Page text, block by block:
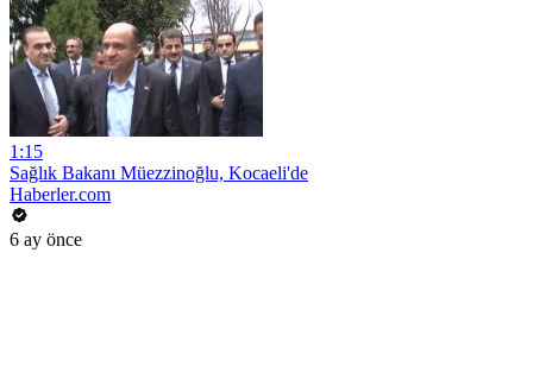
1:15
Sağlık Bakanı Müezzinoğlu, Kocaeli'de
Haberler.com
6 ay önce